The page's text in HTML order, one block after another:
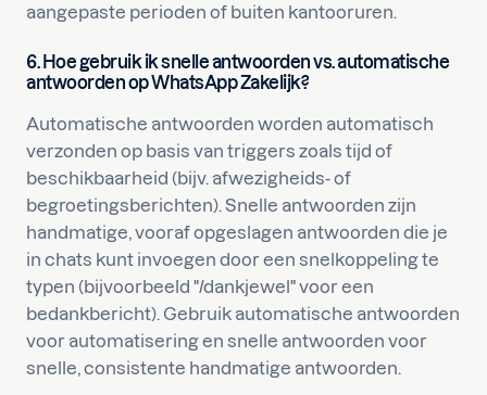
aangepaste perioden of buiten kantooruren.
6. Hoe gebruik ik snelle antwoorden vs. automatische
antwoorden op WhatsApp Zakelijk?
Automatische antwoorden worden automatisch
verzonden op basis van triggers zoals tijd of
beschikbaarheid (bijv. afwezigheids- of
begroetingsberichten). Snelle antwoorden zijn
handmatige, vooraf opgeslagen antwoorden die je
in chats kunt invoegen door een snelkoppeling te
typen (bijvoorbeeld "/dankjewel" voor een
bedankbericht). Gebruik automatische antwoorden
voor automatisering en snelle antwoorden voor
snelle, consistente handmatige antwoorden.